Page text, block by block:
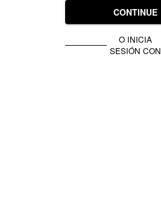
CONTINUE
O INICIA
SESIÓN CON